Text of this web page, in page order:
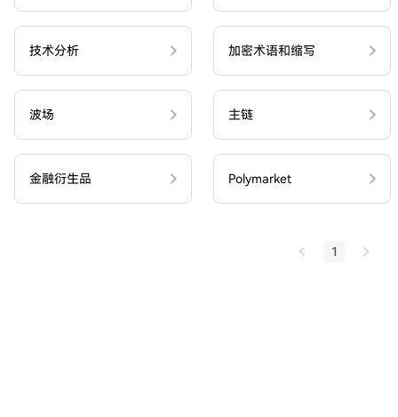
技术分析 加密术语和缩写
波场 主链
金融衍生品 Polymarket
1